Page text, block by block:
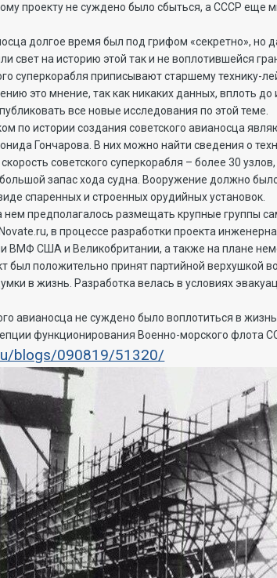
проекту не суждено было сбыться, а СССР еще
долгое время был под грифом «секретно», но
свет на историю этой так и не воплотившейся
суперкорабля приписывают старшему технику-
это мнение, так как никаких данных, вплоть
все новые исследования по этой теме.
по истории создания советского авианосца
Гончарова. В них можно найти сведения о
советского суперкорабля – более 30
запас хода судна. Вооружение должно
спаренных и строенных орудийных установок.
предполагалось размещать крупные группы
в процессе разработки проекта
ВМФ США и Великобритании, а также на плане
был положительно принят партийной
в жизнь. Разработка велась в условиях
авианосца не суждено было воплотиться в
функционирования Военно-морского флота
blogs/090819/51320/